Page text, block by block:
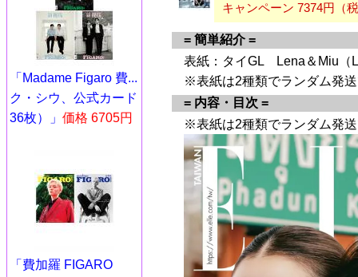
「Madame Figaro 費...
ク・シウ、公式カード
36枚）」 価格 6705円
「費加羅 FIGARO
キャンペーン 7374円（
= 簡単紹介 =
表紙：タイGL Lena＆Miu（
※表紙は2種類でランダム発
= 内容・目次 =
※表紙は2種類でランダム発